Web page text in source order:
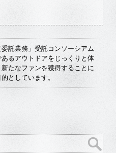
託業務」受託コンソーシアム
るアウトドアをじっくりと体
たなファンを獲得することに
としています。